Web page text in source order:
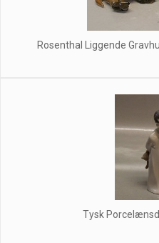
Rosenthal Liggende
Tysk